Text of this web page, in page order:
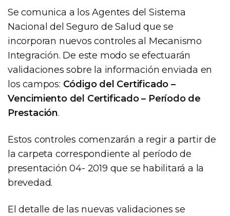
Se comunica a los Agentes del Sistema
Nacional del Seguro de Salud que se
incorporan nuevos controles al Mecanismo
Integración. De este modo se efectuarán
validaciones sobre la información enviada en
los campos: Código del Certificado –
Vencimiento del Certificado – Período de
Prestación.
Estos controles comenzarán a regir a partir de
la carpeta correspondiente al período de
presentación 04- 2019 que se habilitará a la
brevedad.
El detalle de las nuevas validaciones se